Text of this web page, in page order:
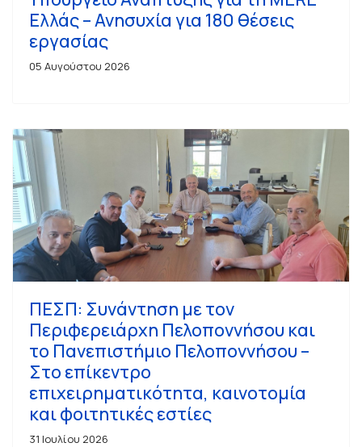
Ελλάς – Ανησυχία για 180 θέσεις
εργασίας
05 Αυγούστου 2026
ΠΕΣΠ: Συνάντηση με τον
Περιφερειάρχη Πελοποννήσου και
το Πανεπιστήμιο Πελοποννήσου –
Στο επίκεντρο
επιχειρηματικότητα, καινοτομία
και φοιτητικές εστίες
31 Ιουλίου 2026